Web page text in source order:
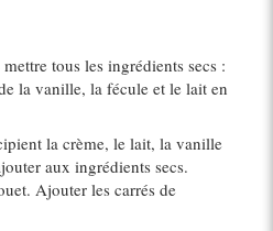
tous les ingrédients secs :
la vanille, la fécule et le lait en
la crème, le lait, la vanille
aux ingrédients secs.
Ajouter les carrés de